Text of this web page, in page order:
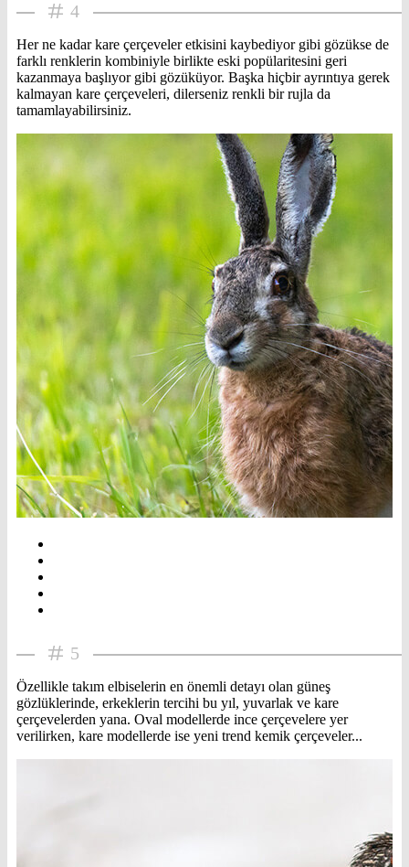
4
Her ne kadar kare çerçeveler etkisini kaybediyor gibi gözükse de
farklı renklerin kombiniyle birlikte eski popülaritesini geri
kazanmaya başlıyor gibi gözüküyor. Başka hiçbir ayrıntıya gerek
kalmayan kare çerçeveleri, dilerseniz renkli bir rujla da
tamamlayabilirsiniz.
5
Özellikle takım elbiselerin en önemli detayı olan güneş
gözlüklerinde, erkeklerin tercihi bu yıl, yuvarlak ve kare
çerçevelerden yana. Oval modellerde ince çerçevelere yer
verilirken, kare modellerde ise yeni trend kemik çerçeveler...